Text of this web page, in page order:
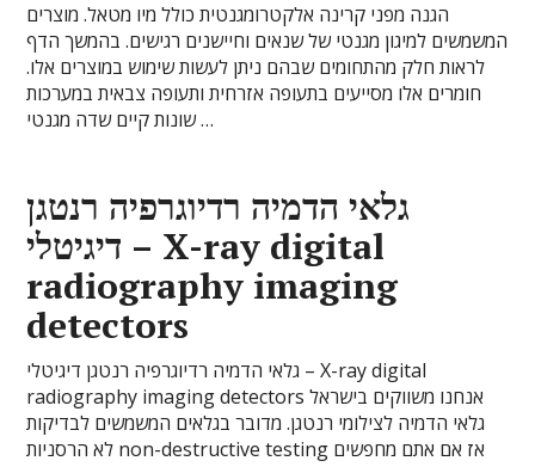
הגנה מפני קרינה אלקטרומגנטית כולל מיו מטאל. מוצרים
המשמשים למיגון מגנטי של שנאים וחיישנים רגישים. בהמשך הדף
לראות חלק מהתחומים שבהם ניתן לעשות שימוש במוצרים אלו.
חומרים אלו מסייעים בתעופה אזרחית ותעופה צבאית במערכות
שונות קיים שדה מגנטי …
גלאי הדמיה רדיוגרפיה רנטגן
דיגיטלי – X-ray digital
radiography imaging
detectors
גלאי הדמיה רדיוגרפיה רנטגן דיגיטלי – X-ray digital
radiography imaging detectors אנחנו משווקים בישראל
גלאי הדמיה לצילומי רנטגן. מדובר בגלאים המשמשים לבדיקות
לא הרסניות non-destructive testing אז אם אתם מחפשים